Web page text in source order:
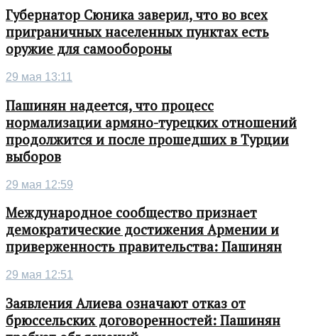
Губернатор Сюника заверил, что во всех
приграничных населенных пунктах есть
оружие для самообороны
29 мая 13:11
Пашинян надеется, что процесс
нормализации армяно-турецких отношений
продолжится и после прошедших в Турции
выборов
29 мая 12:59
Международное сообщество признает
демократические достижения Армении и
приверженность правительства: Пашинян
29 мая 12:51
Заявления Алиева означают отказ от
брюссельских договоренностей: Пашинян